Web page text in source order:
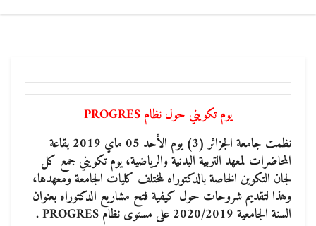
يوم تكويني حول نظام PROGRES
نظمت جامعة الجزائر (3) يوم الأحد 05 ماي 2019 بقاعة
المحاضرات لمعهد التربية البدنية والرياضية، يوم تكويني جمع كل
لجان التكوين الخاصة بالدكتوراه لمختلف كليات الجامعة ومعهدها،
وهذا لتقديم شروحات حول كيفية فتح مشاريع الدكتوراه بعنوان
السنة الجامعية 2020/2019 على مستوى نظام PROGRES .